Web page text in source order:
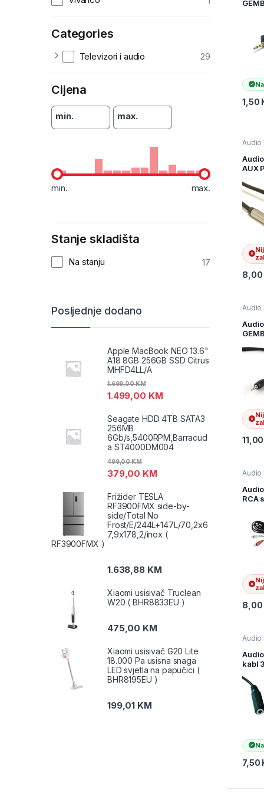
plug
1,50
Audio
audio,
i AV
AUX
to
8,00
Audio
audio,
i AV
to 2
11,00
Audio
audio,
i AV
RCA
15M,
8,00
Audio
audio,
i AV
kabl
7,50
Categories
Televizori i audio 29
Cijena
min. max.
min. max.
Stanje skladišta
Na stanju 17
Posljednje dodano
Apple MacBook NEO 13.6"
A18 8GB 256GB SSD Citrus
MHFD4LL/A
1.499,00 KM
1.699,00KM
Seagate HDD 4TB SATA3
256MB
6Gb/s,5400RPM,Barracud
a ST4000DM004
379,00 KM
499,00KM
Frižider TESLA
RF3900FMX side-by-
side/Total No
Frost/E/244L+147L/70,2x6
7,9x178,2/inox (
RF3900FMX )
1.638,88 KM
Xiaomi usisivač Truclean
W20 ( BHR8833EU )
475,00 KM
Xiaomi usisivač G20 Lite
18.000 Pa usisna snaga
LED svjetla na papučici (
BHR8195EU )
199,01 KM